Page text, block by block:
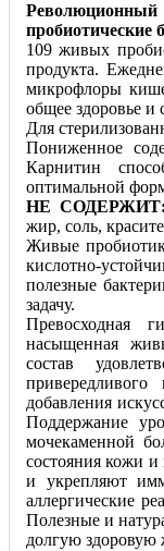
пробиотические
109 живых
продукта.
микрофлоры
общее здоровье и
Для
Пониженное
Карнитин
оптимальной
НЕ СОДЕРЖИТ:
жир, соль,
Живые
кислотно-
полезные
задачу.
Превосходная
насыщенная
состав
добавления
Поддержание
мочекаменной
состояния кожи
и укрепляют
аллергические
Полезные и
долгую